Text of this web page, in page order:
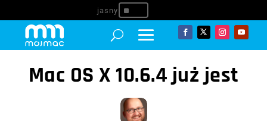
^
Mac OS X 10.6.4 już jest